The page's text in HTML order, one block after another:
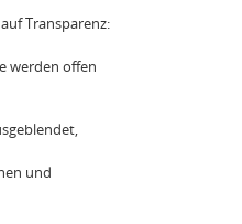
Transparenz:
werden offen
und